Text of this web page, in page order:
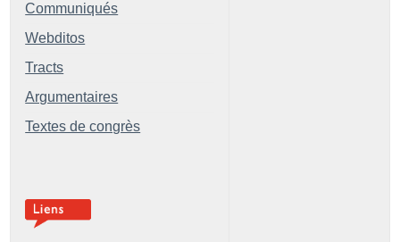
Communiqués
Webditos
Tracts
Argumentaires
Textes de congrès